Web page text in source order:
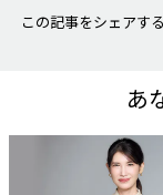
この記事をシェアする
あ